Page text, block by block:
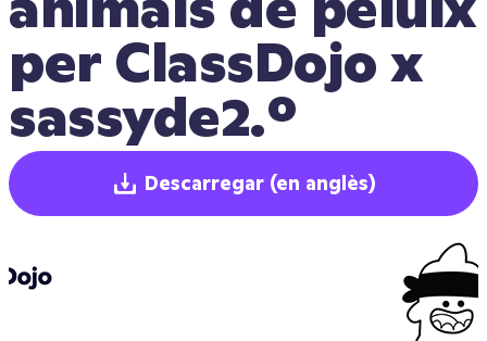
per ClassDojo x
sassyde2.º
Descarregar (en anglès)